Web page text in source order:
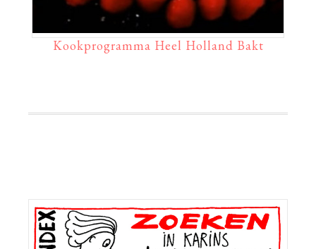
Kookprogramma Heel Holland Bakt
Primaire
Sidebar